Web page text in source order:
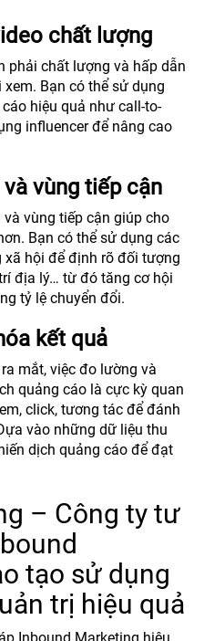
chất lượng
phải chất lượng và hấp dẫn
Bạn có thể sử dụng
hiệu quả như call-to-
influencer để nâng cao
vùng tiếp cận
vùng tiếp cận giúp cho
Bạn có thể sử dụng các
xã hội để định rõ đối tượng
địa lý… từ đó tăng cơ hội
tỷ lệ chuyển đổi.
kết quả
mắt, việc đo lường và
quảng cáo là cực kỳ quan
click, tương tác để đánh
vào những dữ liệu thu
dịch quảng cáo để đạt
– Công ty tư
tạo sử dụng
trị hiệu quả